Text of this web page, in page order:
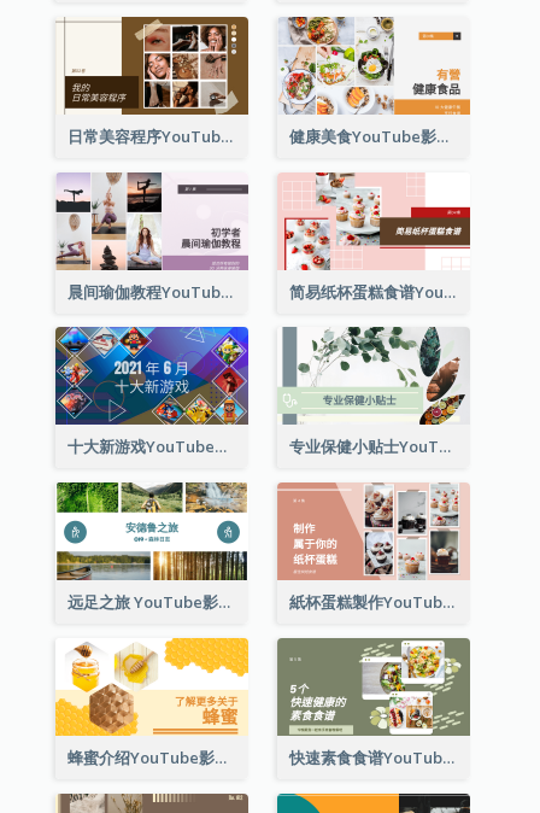
日常美容程序YouTube影片缩图 健康美食YouTube影片缩图
晨间瑜伽教程YouTube影片缩图 简易纸杯蛋糕食谱YouTube影片缩图
十大新游戏YouTube影片缩图 专业保健小贴士YouTube影片缩图
远足之旅 YouTube影片缩图 紙杯蛋糕製作YouTube影片縮圖
蜂蜜介绍YouTube影片缩图 快速素食食谱YouTube影片缩图